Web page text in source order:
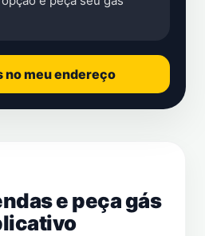
no meu endereço
e peça gás